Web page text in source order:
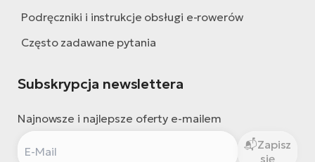
Podręczniki i instrukcje obsługi e-rowerów
Często zadawane pytania
Subskrypcja newslettera
Najnowsze i najlepsze oferty e-mailem
Zapisz
się